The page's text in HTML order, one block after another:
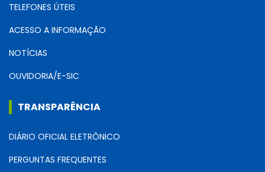
TELEFONES ÚTEIS
ACESSO A INFORMAÇÃO
NOTÍCIAS
OUVIDORIA/E-SIC
TRANSPARÊNCIA
DIÁRIO OFICIAL ELETRÔNICO
PERGUNTAS FREQUENTES